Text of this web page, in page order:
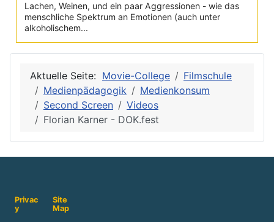
Lachen, Weinen, und ein paar Aggressionen - wie das
menschliche Spektrum an Emotionen (auch unter
alkoholischem...
Aktuelle Seite: Movie-College
Filmschule
Medienpädagogik
Medienkonsum
Second Screen
Videos
Florian Karner - DOK.fest
Privac
y
Site
Map